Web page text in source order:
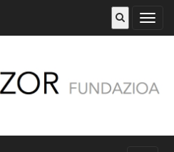
Abrir
menú